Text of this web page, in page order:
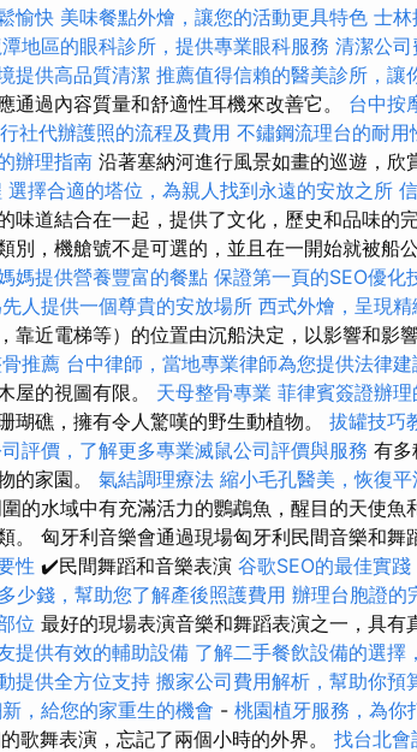
愉快 美味餐點外燴，讓您的活動更具特色 士林
地區的眼科診所，提供專業眼科服務 清潔公
提供高品質清潔 推薦值得信賴的醫美診所，讓
通過內容質量和舒適性耳機來改善它。 台中按
社代辦護照的流程及費用 不鏽鋼流理台的耐
辦理指南 沿著塞納河進行風景如畫的巡遊，欣
選擇合適的塔位，為親人找到永遠的安放之所
味道結合在一起，提供了文化，歷史和品味的
別，機艙號不是可選的，並且在一開始就被船
媽提供營養豐富的餐點 保證第一頁的SEO優化
人提供一個尊貴的安放場所 西式外燴，呈現
靠近電梯等）的位置由沉船決定，以影響和影
推薦 台中律師，當地專業律師為您提供法律建
屋的視圖有限。 天母整骨專業 菲律賓簽證辦
瑚礁，擁有令人驚嘆的野生動植物。 拔罐技巧
評價，了解更多專業滅鼠公司評價與服務 有多
的家園。 氣結調理療法 縮小毛孔醫美，恢復
的水域中有充滿活力的鸚鵡魚，醒目的天使魚
。 匈牙利音樂會通過現場匈牙利民間音樂和舞
性 ✔️民間舞蹈和音樂表演 谷歌SEO的最佳實踐
少錢，幫助您了解產後照護費用 辦理台胞證的
位 最好的現場表演音樂和舞蹈表演之一，具有
提供有效的輔助設備 了解二手餐飲設備的選擇
提供全方位支持 搬家公司費用解析，幫助你預
，給您的家重生的機會 - 桃園植牙服務，為你
歌舞表演，忘記了兩個小時的外界。 找台北會